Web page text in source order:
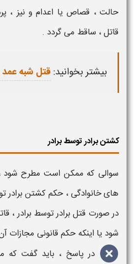
حالت ، قصاص یا اعدام و نیز ،
قاتل ، ساقط می گردد .
بیشتر بخوانید: قتل شبه
کشتن برادر توسط برادر
سوالی که ممکن است مطرح شود
های خانوادگی ، حکم کشتن برادر
در صورت قتل برادر توسط برادر ،
شود یا اینکه حکم قانونی مجازات
در پاسخ ، باید گفت که